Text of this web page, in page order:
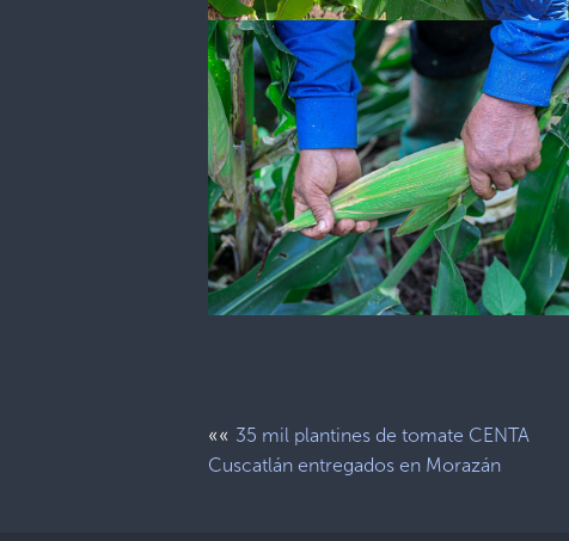
«« 35 mil plantines de tomate CENTA
Cuscatlán entregados en Morazán